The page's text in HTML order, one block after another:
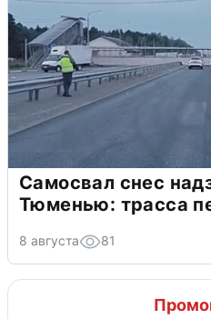
Самосвал снес
Тюменью: трасса
8 августа 81